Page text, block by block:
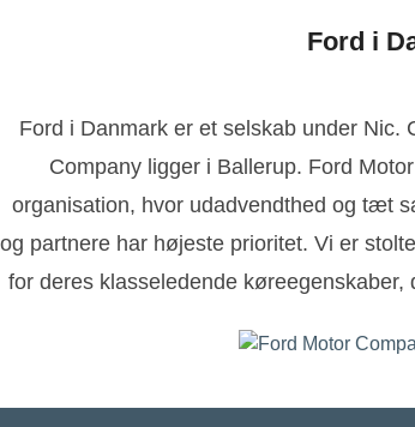
Ford i
Ford i Danmark er et selskab under Nic.
Company ligger i Ballerup. Ford
organisation, hvor udadvendthed og tæt
og partnere har højeste prioritet. Vi er
for deres klasseledende